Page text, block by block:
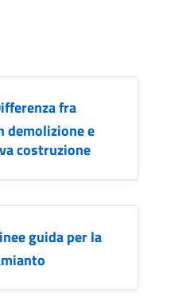
fra
e
costruzione
guida per la